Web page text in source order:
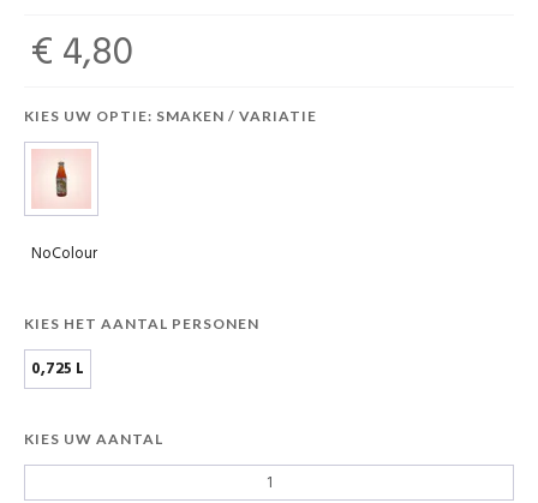
€ 4,80
KIES UW OPTIE: SMAKEN / VARIATIE
NoColour
KIES HET AANTAL PERSONEN
0,725 L
KIES UW AANTAL